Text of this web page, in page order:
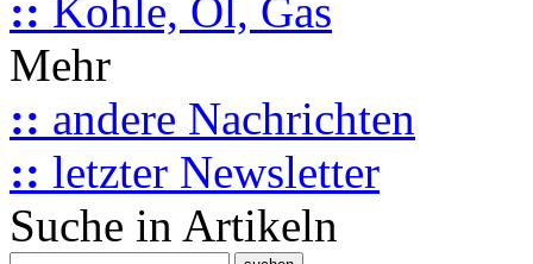
:: Kohle, Öl, Gas
Mehr
:: andere Nachrichten
:: letzter Newsletter
Suche in Artikeln